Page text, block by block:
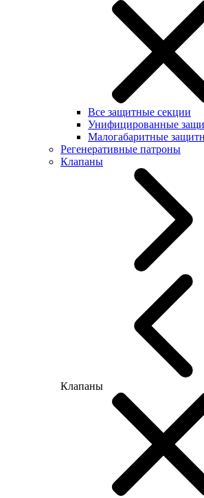
Все защитные секции
Унифицированные
Малогабаритные
Регенеративные патроны
Клапаны
Клапаны